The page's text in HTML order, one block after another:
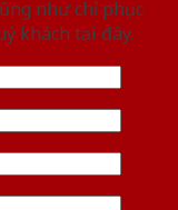
như chỉ phục
khách tại đây.